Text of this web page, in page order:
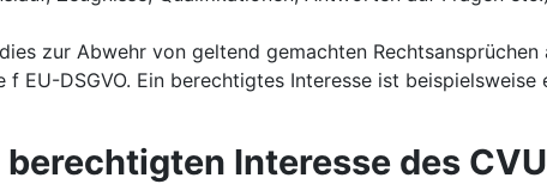
zur Abwehr von geltend gemachten
DSGVO. Ein berechtigtes Interesse ist beispielsweise
Interesse des